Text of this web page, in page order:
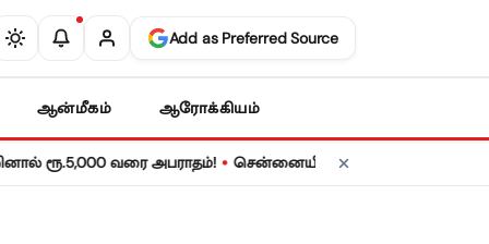
Add as Preferred Source
ஆன்மீகம் ஆரோக்கியம்
வரை அபராதம்! • சென்னையில் நாளை மின் தடை! உங்கள்